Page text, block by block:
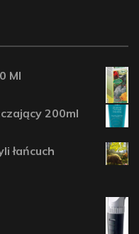
Ml
200ml
łańcuch